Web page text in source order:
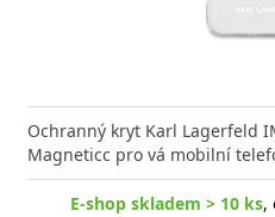
Ochranný kryt Karl Lagerfeld
Magneticc pro vá mobilní
E-shop skladem > 10 ks,
Xiaomi s podporou
bleskurychle
skladem > 10 ks, odešleme